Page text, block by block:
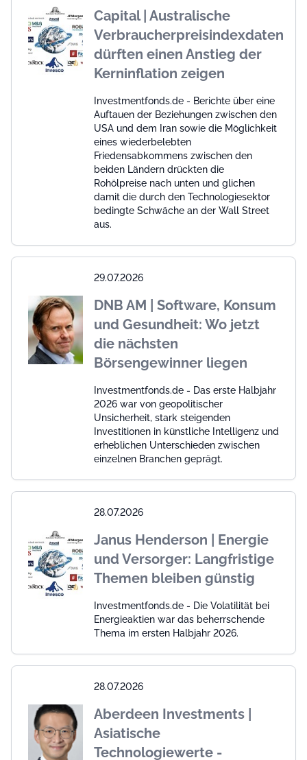
Capital | Australische
Verbraucherpreisindexdaten
dürften einen Anstieg der
Kerninflation zeigen
Investmentfonds.de - Berichte über eine
Auftauen der Beziehungen zwischen den
USA und dem Iran sowie die Möglichkeit
eines wiederbelebten
Friedensabkommens zwischen den
beiden Ländern drückten die
Rohölpreise nach unten und glichen
damit die durch den Technologiesektor
bedingte Schwäche an der Wall Street
aus.
29.07.2026
DNB AM | Software, Konsum
und Gesundheit: Wo jetzt
die nächsten
Börsengewinner liegen
Investmentfonds.de - Das erste Halbjahr
2026 war von geopolitischer
Unsicherheit, stark steigenden
Investitionen in künstliche Intelligenz und
erheblichen Unterschieden zwischen
einzelnen Branchen geprägt.
28.07.2026
Janus Henderson | Energie
und Versorger: Langfristige
Themen bleiben günstig
Investmentfonds.de - Die Volatilität bei
Energieaktien war das beherrschende
Thema im ersten Halbjahr 2026.
28.07.2026
Aberdeen Investments |
Asiatische
Technologiewerte -